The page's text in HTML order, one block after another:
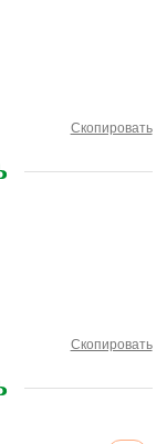
Скопировать
Скопировать